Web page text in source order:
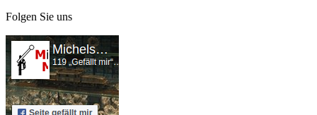
Folgen Sie uns